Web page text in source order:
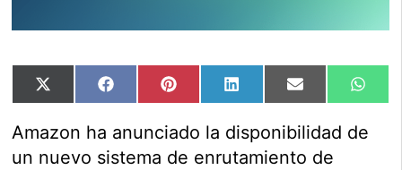
Compartir
en
X
Compartir
en
FacebookCompartir
en
PinterestCompartir
en
LinkedInCompartir
en
Email
en
Amazon ha anunciado la disponibilidad de
un nuevo sistema de enrutamiento de